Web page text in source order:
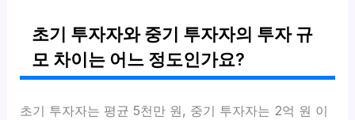
초기 투자자와 중기 투자자의 투자 규
모 차이는 어느 정도인가요?
초기 투자자는 평균 5천만 원, 중기 투자자는 2억 원 이